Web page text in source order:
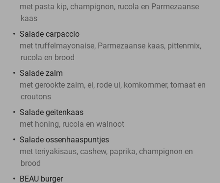
met pasta kip, champignon, rucola en Parmezaanse
kaas
Salade carpaccio
met truffelmayonaise, Parmezaanse kaas, pittenmix,
rucola en brood
Salade zalm
met gerookte zalm, ei, rode ui, komkommer, tomaat en
croutons
Salade geitenkaas
met honing, rucola en walnoot
Salade ossenhaaspuntjes
met teriyakisaus, cashew, paprika, champignon en
brood
BEAU burger